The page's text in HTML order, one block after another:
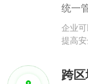
统一
企业
提高安
跨